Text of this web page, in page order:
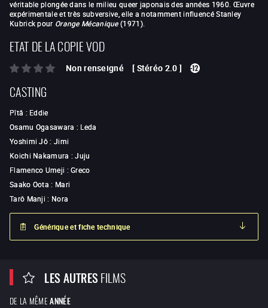
véritable plongée dans le milieu queer japonais des années 1960. Œuvre
expérimentale et très subversive, elle a notamment influencé Stanley
Kubrick pour Orange Mécanique(1971).
ETAT DE LA COPIE VOD
Non renseigné [ Stéréo 2.0 ]
CASTING
Pîtâ : Eddie
Osamu Ogasawara : Leda
Yoshimi Jô: Jimi
Koichi Nakamura :Juju
Flamenco Umeji :Greco
Saako Oota : Mari
Tarô Manji : Nora
Générique et fiche technique
LES AUTRESFILMS
DE LA MÊME ANNÉE